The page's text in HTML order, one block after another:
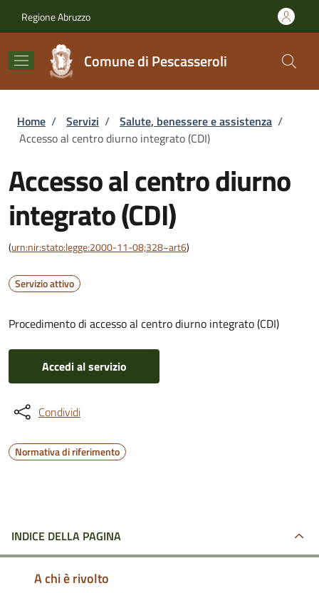
Regione Abruzzo
Comune di Pescasseroli
Briciole di pane
Home / Servizi / Salute, benessere e assistenza /
Accesso al centro diurno integrato (CDI)
Accesso al centro diurno
integrato (CDI)
(urn:nir:stato:legge:2000-11-08;328~art6)
Servizio attivo
Procedimento di accesso al centro diurno integrato (CDI)
Accedi al servizio
Condividi
Normativa di riferimento
INDICE DELLA PAGINA
A chi è rivolto